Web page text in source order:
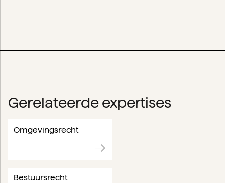
Gerelateerde expertises
Omgevingsrecht
Bestuursrecht